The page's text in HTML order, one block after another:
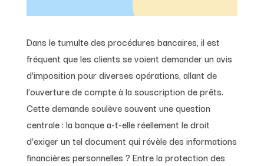
Dans le tumulte des procédures bancaires, il est
fréquent que les clients se voient demander un avis
d’imposition pour diverses opérations, allant de
l’ouverture de compte à la souscription de prêts.
Cette demande soulève souvent une question
centrale : la banque a-t-elle réellement le droit
d’exiger un tel document qui révèle des informations
financières personnelles ? Entre la protection des